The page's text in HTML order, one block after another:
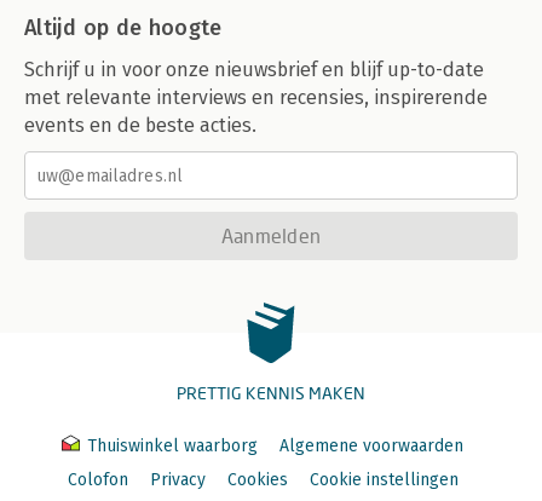
Altijd op de hoogte
Schrijf u in voor onze nieuwsbrief en blijf up-to-date
met relevante interviews en recensies, inspirerende
events en de beste acties.
Aanmelden
PRETTIG KENNIS MAKEN
Thuiswinkel waarborg
Algemene voorwaarden
Colofon
Privacy Cookies Cookie instellingen